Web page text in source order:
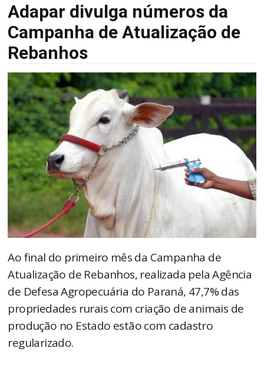
Adapar divulga números da
Campanha de Atualização de
Rebanhos
Ao final do primeiro mês da Campanha de
Atualização de Rebanhos, realizada pela Agência
de Defesa Agropecuária do Paraná, 47,7% das
propriedades rurais com criação de animais de
produção no Estado estão com cadastro
regularizado.